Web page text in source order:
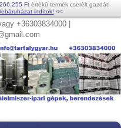
266.255 Ft értékű termék cserélt gazdát!
indítok! <<
+36303834000 |